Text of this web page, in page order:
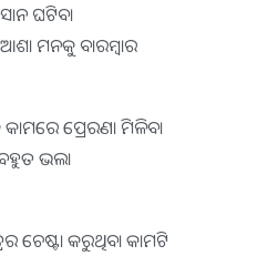
ଘଟିବ।
ମନକୁ ବାରମ୍ବାର
ପ୍ରେରଣା ମିଳିବ।
ଭଲ।
ଚେଷ୍ଟା କରୁଥିବା କାମଟି